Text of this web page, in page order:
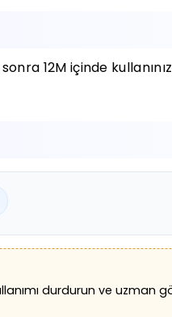
12M içinde
durdurun ve uzman